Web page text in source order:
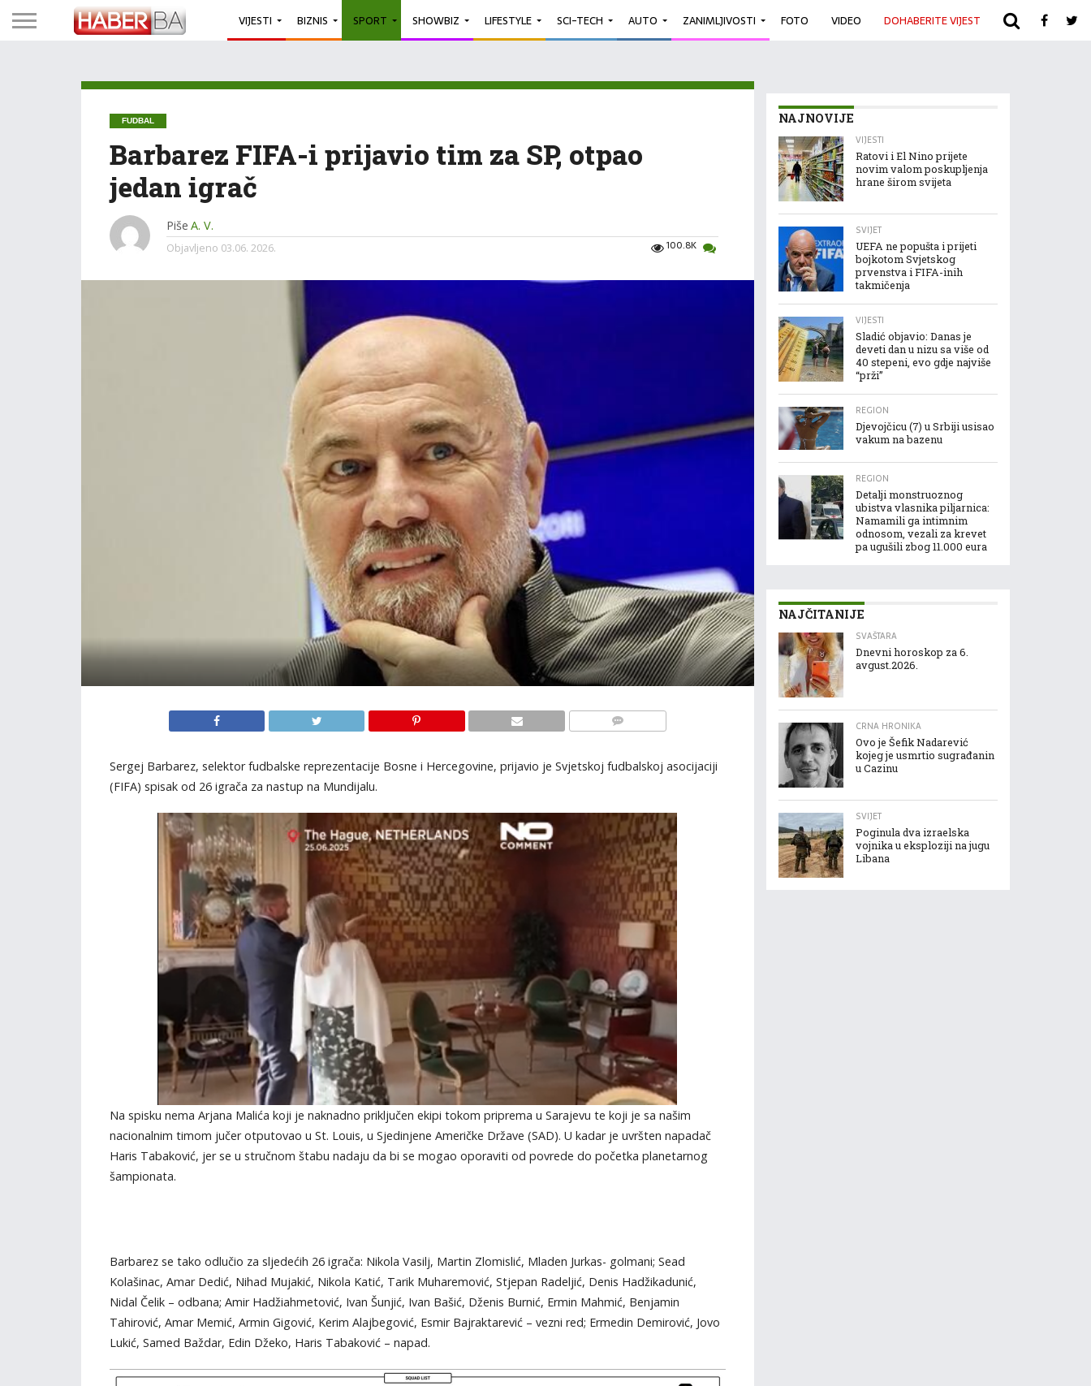
VIJESTI BIZNIS SPORT SHOWBIZ LIFESTYLE SCI-TECH AUTO ZANIMLJIVOSTI FOTO VIDEO DOHABERITE VIJEST ARHIVA
FUDBAL
Barbarez FIFA-i prijavio tim za SP, otpao
jedan igrač
Piše A. V.
100.8K
Objavljeno 03.06. 2026.
Sergej Barbarez, selektor fudbalske reprezentacije Bosne i Hercegovine, prijavio je Svjetskoj fudbalskoj asocijaciji
(FIFA) spisak od 26 igrača za nastup na Mundijalu.
Na spisku nema Arjana Malića koji je naknadno priključen ekipi tokom priprema u Sarajevu te koji je sa našim
nacionalnim timom jučer otputovao u St. Louis, u Sjedinjene Američke Države (SAD). U kadar je uvršten napadač
Haris Tabaković, jer se u stručnom štabu nadaju da bi se mogao oporaviti od povrede do početka planetarnog
šampionata.
Barbarez se tako odlučio za sljedećih 26 igrača: Nikola Vasilj, Martin Zlomislić, Mladen Jurkas- golmani; Sead
Kolašinac, Amar Dedić, Nihad Mujakić, Nikola Katić, Tarik Muharemović, Stjepan Radeljić, Denis Hadžikadunić,
Nidal Čelik – odbana; Amir Hadžiahmetović, Ivan Šunjić, Ivan Bašić, Dženis Burnić, Ermin Mahmić, Benjamin
Tahirović, Amar Memić, Armin Gigović, Kerim Alajbegović, Esmir Bajraktarević – vezni red; Ermedin Demirović, Jovo
Lukić, Samed Baždar, Edin Džeko, Haris Tabaković – napad.
NAJNOVIJE
VIJESTI
Ratovi i El Nino prijete
novim valom poskupljenja
hrane širom svijeta
SVIJET
UEFA ne popušta i prijeti
bojkotom Svjetskog
prvenstva i FIFA-inih
takmičenja
VIJESTI
Sladić objavio: Danas je
deveti dan u nizu sa više od
40 stepeni, evo gdje najviše
“prži”
REGION
Djevojčicu (7) u Srbiji usisao
vakum na bazenu
REGION
Detalji monstruoznog
ubistva vlasnika piljarnica:
Namamili ga intimnim
odnosom, vezali za krevet
pa ugušili zbog 11.000 eura
NAJČITANIJE
SVAŠTARA
Dnevni horoskop za 6.
avgust.2026.
CRNA HRONIKA
Ovo je Šefik Nadarević
kojeg je usmrtio sugrađanin
u Cazinu
SVIJET
Poginula dva izraelska
vojnika u eksploziji na jugu
Libana